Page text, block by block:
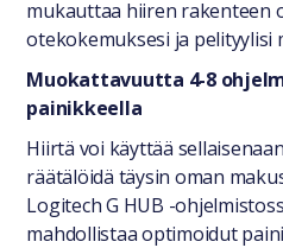
mukauttaa hiiren rakenteen
otekokemuksesi ja pelityylisi
Muokattavuutta 4-8
painikkeella
Hiirtä voi käyttää
räätälöidä täysin oman
Logitech G HUB -
mahdollistaa optimoidut